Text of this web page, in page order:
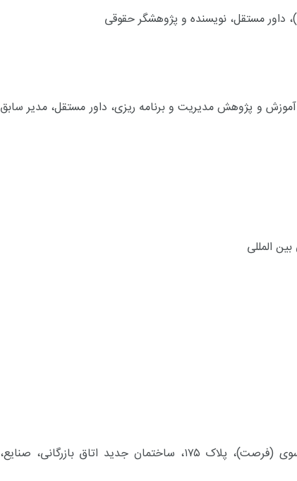
داور مستقل، نویسنده و پژوهشگر حقوقی
و پژوهش مدیریت و برنامه ریزی، داور مستقل، مدیر سابق
المللی
تهران، خیابان طالقانی، نبش خیابان شهید موسوی (فرصت)، پلاک ۱۷۵، ساختمان جدید اتاق بازرگانی، صنایع،